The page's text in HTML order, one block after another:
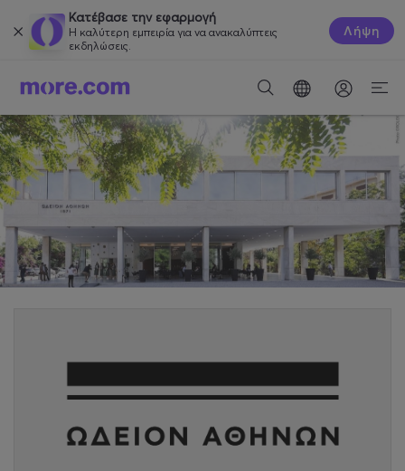
Κατέβασε την εφαρμογή
Η καλύτερη εμπειρία για να ανακαλύπτεις
εκδηλώσεις.
Λήψη